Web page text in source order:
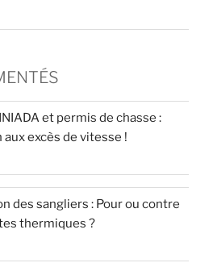
et permis de chasse :
excès de vitesse !
des sangliers : Pour ou contre
thermiques ?